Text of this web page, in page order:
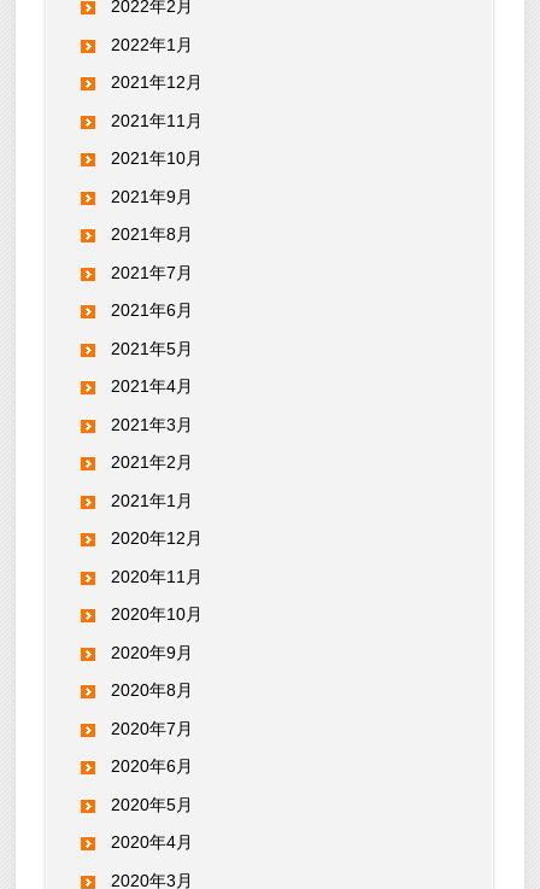
2022年2月
2022年1月
2021年12月
2021年11月
2021年10月
2021年9月
2021年8月
2021年7月
2021年6月
2021年5月
2021年4月
2021年3月
2021年2月
2021年1月
2020年12月
2020年11月
2020年10月
2020年9月
2020年8月
2020年7月
2020年6月
2020年5月
2020年4月
2020年3月